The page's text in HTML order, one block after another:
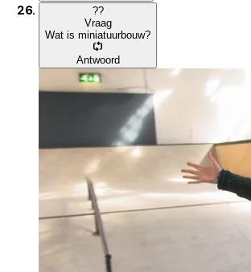
??
Vraag
Wat is miniatuurbouw?
Antwoord